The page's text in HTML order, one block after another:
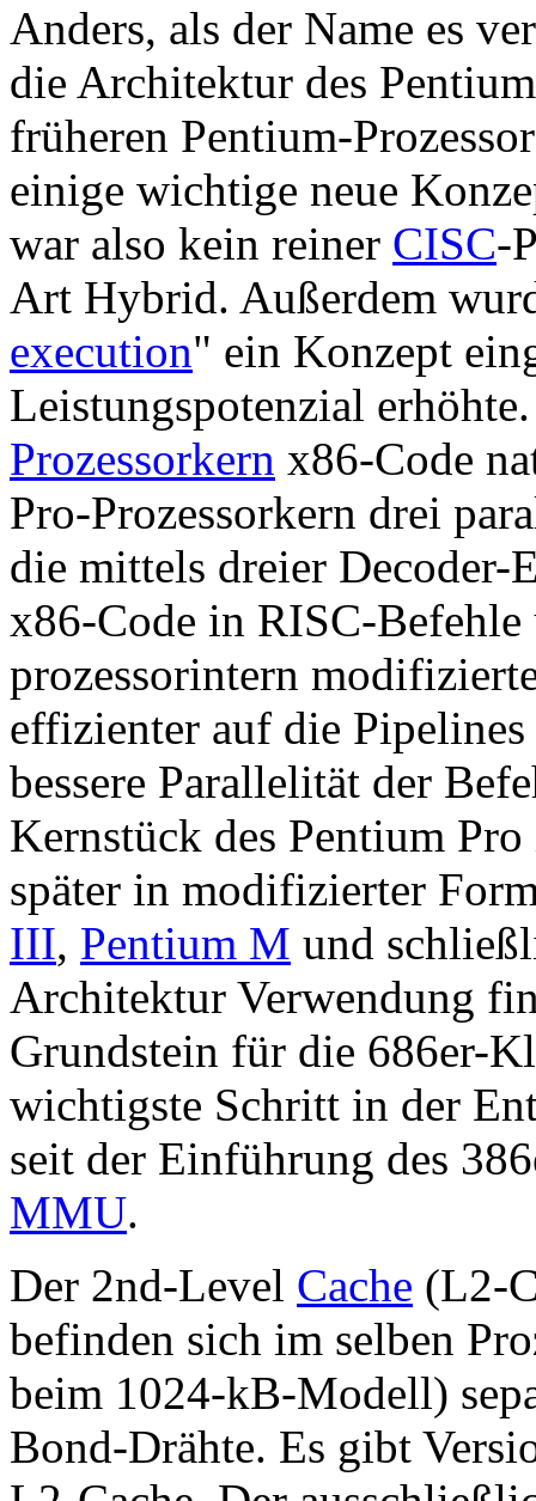
Anders, als der Name es
die Architektur des
früheren Pentium-
einige wichtige neue
war also kein reiner CISC-
Art Hybrid. Außerdem
execution" ein Konzept
Leistungspotenzial
Prozessorkern x86-Code
Pro-Prozessorkern drei
die mittels dreier Decoder-
x86-Code in RISC-Befehle
prozessorintern
effizienter auf die
bessere Parallelität der
Kernstück des Pentium
später in modifizierter
III, Pentium M und
Architektur Verwendung
Grundstein für die 686er-
wichtigste Schritt in der
seit der Einführung des
MMU.
Der 2nd-Level Cache (L2-
befinden sich im selben
beim 1024-kB-Modell)
Bond-Drähte. Es gibt